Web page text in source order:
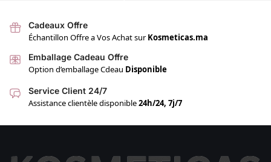
Cadeaux Offre
Échantillon Offre a Vos Achat surKosmeticas.ma
Emballage Cadeau Offre
Option d’emballage Cdeau Disponible
Service Client 24/7
Assistance clientèle disponible24h/24, 7j/7